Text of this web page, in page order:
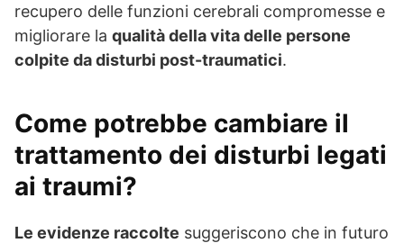
recupero delle funzioni cerebrali compromesse e
migliorare la qualità della vita delle persone
colpite da disturbi post-traumatici.
Come potrebbe cambiare il
trattamento dei disturbi legati
ai traumi?
Le evidenze raccolte suggeriscono che in futuro